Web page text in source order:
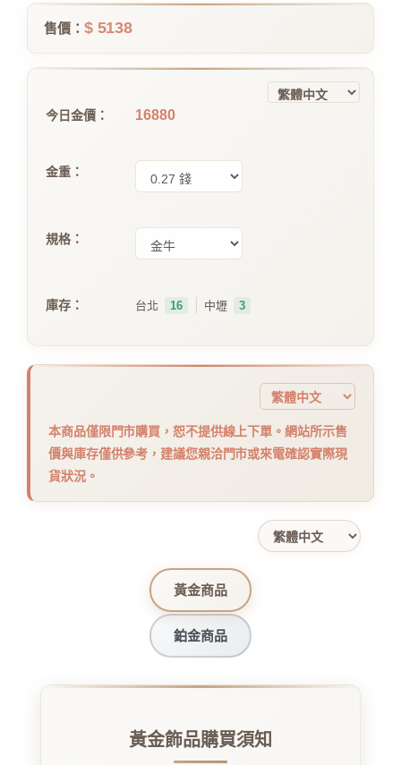
售價： $ 5138
今日金價： 16880
金重：
規格：
庫存： 台北 16 中壢 3
本商品僅限門市購買，恕不提供線上下單。網站所示售
價與庫存僅供參考，建議您親洽門市或來電確認實際現
貨狀況。
黃金商品
鉑金商品
黃金飾品購買須知